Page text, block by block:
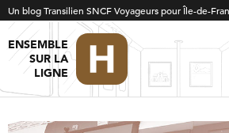
Un blog Transilien SNCF Voyageurs pour Île-de-
ENSEMBLE
SUR LA
LIGNE